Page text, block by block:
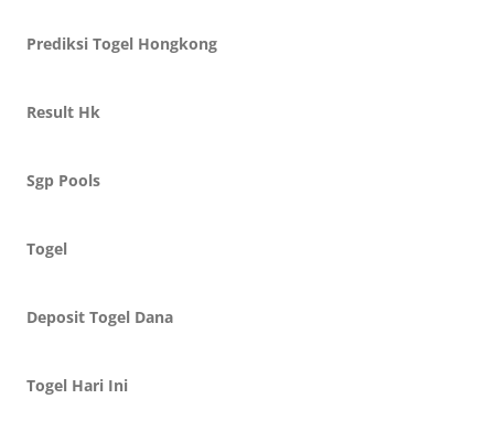
Prediksi Togel Hongkong
Result Hk
Sgp Pools
Togel
Deposit Togel Dana
Togel Hari Ini